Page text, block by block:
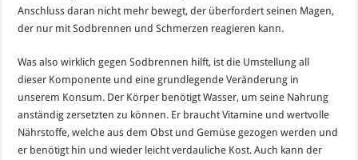
Anschluss daran nicht mehr bewegt, der überfordert seinen Magen,
der nur mit Sodbrennen und Schmerzen reagieren kann.
Was also wirklich gegen Sodbrennen hilft, ist die Umstellung all
dieser Komponente und eine grundlegende Veränderung in
unserem Konsum. Der Körper benötigt Wasser, um seine Nahrung
anständig zersetzten zu können. Er braucht Vitamine und wertvolle
Nährstoffe, welche aus dem Obst und Gemüse gezogen werden und
er benötigt hin und wieder leicht verdauliche Kost. Auch kann der